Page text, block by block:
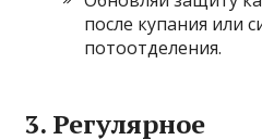
после купания или
потоотделения.
3. Регулярное